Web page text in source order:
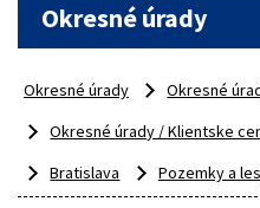
Okresné úrady
Okresné úrady
Okresné
Okresné úrady / Klientske
Bratislava
Pozemky a